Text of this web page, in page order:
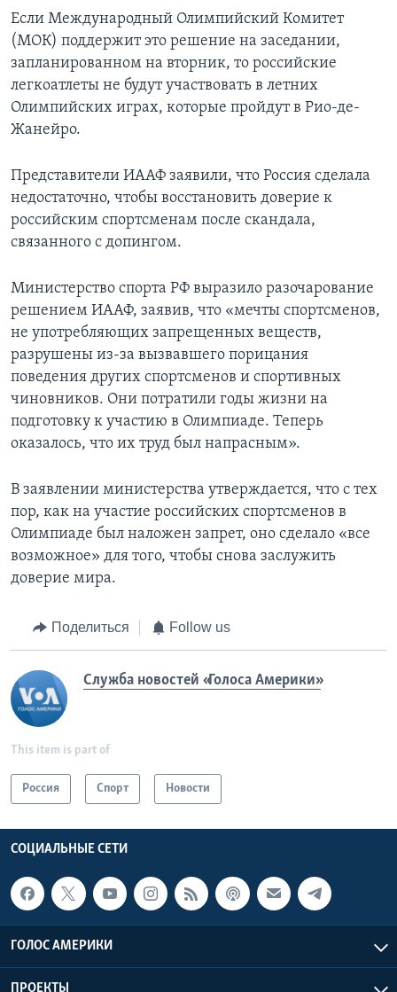
Если Международный Олимпийский Комитет
(МОК) поддержит это решение на заседании,
запланированном на вторник, то российские
легкоатлеты не будут участвовать в летних
Олимпийских играх, которые пройдут в Рио-де-
Жанейро.
Представители ИААФ заявили, что Россия сделала
недостаточно, чтобы восстановить доверие к
российским спортсменам после скандала,
связанного с допингом.
Министерство спорта РФ выразило разочарование
решением ИААФ, заявив, что «мечты спортсменов,
не употребляющих запрещенных веществ,
разрушены из-за вызвавшего порицания
поведения других спортсменов и спортивных
чиновников. Они потратили годы жизни на
подготовку к участию в Олимпиаде. Теперь
оказалось, что их труд был напрасным».
В заявлении министерства утверждается, что с тех
пор, как на участие российских спортсменов в
Олимпиаде был наложен запрет, оно сделало «все
возможное» для того, чтобы снова заслужить
доверие мира.
Поделиться Follow us
Служба новостей «Голоса Америки»
This item is part of
Россия Спорт Новости
СОЦИАЛЬНЫЕ СЕТИ
ГОЛОС АМЕРИКИ
ПРОЕКТЫ